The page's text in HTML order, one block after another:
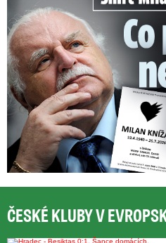
ČESKÉ KLUBY V